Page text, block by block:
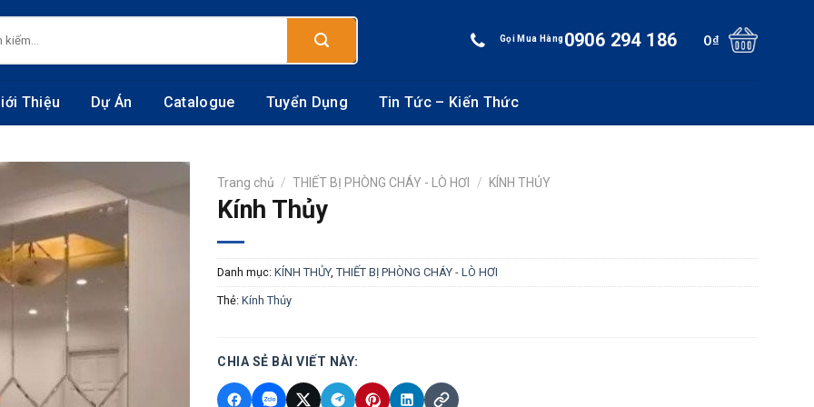
Gọi Mua Hàng0906 294 186 0₫
Thiệu Dự Án Catalogue Tuyển Dụng Tin Tức – Kiến Thức
Trang chủ / THIẾT BỊ PHÒNG CHÁY - LÒ HƠI / KÍNH THỦY
Kính Thủy
Danh mục: KÍNH THỦY, THIẾT BỊ PHÒNG CHÁY - LÒ HƠI
Thẻ: Kính Thủy
CHIA SẺ BÀI VIẾT NÀY: